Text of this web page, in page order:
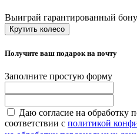
Выиграй гарантированный
Крутить колесо
Получите ваш подарок на почту
Заполните простую форму
Даю согласие на обработку
соответствии с политикой